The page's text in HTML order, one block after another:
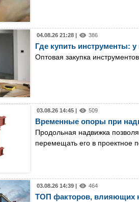
04.08.26 21:28 | 386
Где купить инструменты:
Оптовая закупка
03.08.26 14:45 | 509
Временные опоры при
Продольная надвижка
перемещать его в проектное
03.08.26 14:39 | 464
ТОП факторов, влияющих